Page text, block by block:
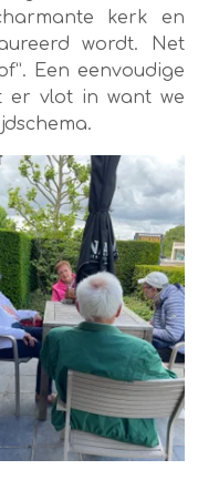
kerk en
wordt. Net
Een eenvoudige
er vlot in want we